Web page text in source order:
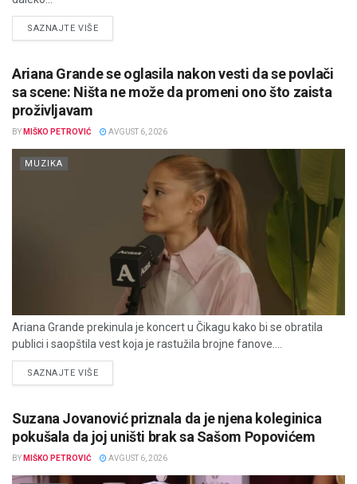
SAZNAJTE VIŠEDETAILS
Ariana Grande se oglasila nakon vesti da se povlači
sa scene: Ništa ne može da promeni ono što zaista
proživljavam
BY MIŠKO PETROVIĆ AVGUST 6, 2026
MUZIKA
Ariana Grande prekinula je koncert u Čikagu kako bi se obratila
publici i saopštila vest koja je rastužila brojne fanove....
SAZNAJTE VIŠEDETAILS
Suzana Jovanović priznala da je njena koleginica
pokušala da joj uništi brak sa Sašom Popovićem
BY MIŠKO PETROVIĆ AVGUST 6, 2026